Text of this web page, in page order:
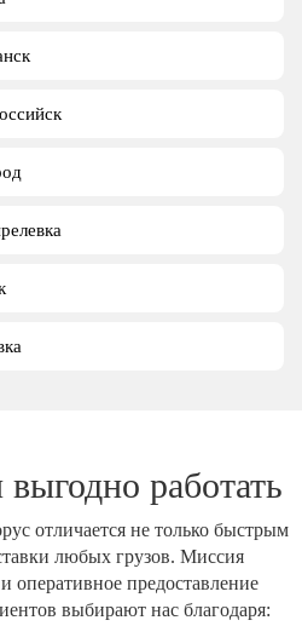
работать
отличается не только быстрым
любых грузов. Миссия
оперативное предоставление
выбирают нас благодаря: